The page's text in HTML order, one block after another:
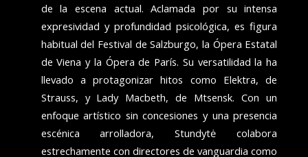
de la escena actual. Aclamada por su intensa
expresividad y profundidad psicológica, es figura
habitual del Festival de Salzburgo, la Ópera Estatal
de Viena y la Ópera de París. Su versatilidad la ha
llevado a protagonizar hitos como Elektra, de
Strauss, y Lady Macbeth, de Mtsensk. Con un
enfoque artístico sin concesiones y una presencia
escénica arrolladora, Stundytė colabora
estrechamente con directores de vanguardia como